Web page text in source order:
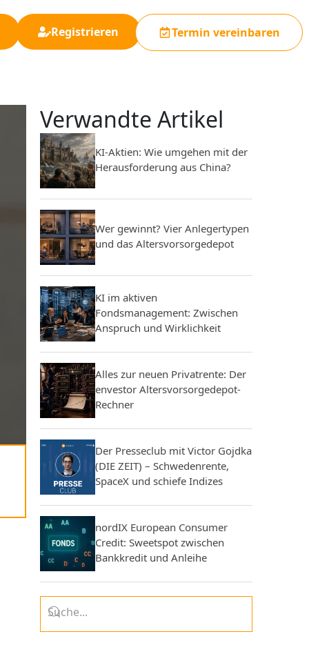
Registrieren Termin vereinbaren
Verwandte Artikel
KI-Aktien: Wie umgehen mit der
Herausforderung aus China?
Wer gewinnt? Vier Anlegertypen
und das Altersvorsorgedepot
KI im aktiven
Fondsmanagement: Zwischen
Anspruch und Wirklichkeit
Alles zur neuen Privatrente: Der
envestor Altersvorsorgedepot-
Rechner
Der Presseclub mit Victor Gojdka
(DIE ZEIT) – Schwedenrente,
SpaceX und schiefe Indizes
nordIX European Consumer
Credit: Sweetspot zwischen
Bankkredit und Anleihe